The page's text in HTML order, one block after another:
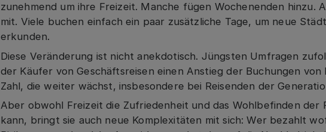
zunehmend um ihre Freizeit. Manche fügen Wochenenden hinzu.
mit. Viele buchen einfach ein paar zusätzliche Tage, um neue
erkunden.
Diese Veränderung ist nicht anekdotisch. Jüngsten Umfragen
der Käufer von Geschäftsreisen einen Anstieg der Buchungen
Zahl, die weiter wächst, insbesondere bei Reisenden der
Aber obwohl Freizeit die Zufriedenheit und das Wohlbefinden der
kann, bringt sie auch neue Komplexitäten mit sich: Wer bezahlt